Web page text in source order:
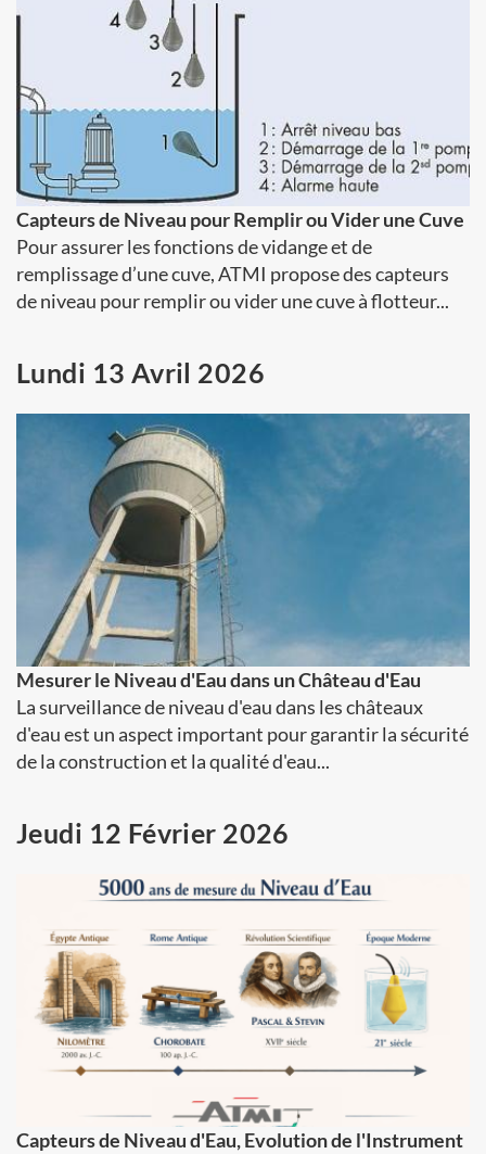
Capteurs de Niveau pour Remplir ou Vider une Cuve
Pour assurer les fonctions de vidange et de
remplissage d’une cuve, ATMI propose des capteurs
de niveau pour remplir ou vider une cuve à flotteur...
Lundi 13 Avril 2026
Mesurer le Niveau d'Eau dans un Château d'Eau
La surveillance de niveau d'eau dans les châteaux
d'eau est un aspect important pour garantir la sécurité
de la construction et la qualité d'eau...
Jeudi 12 Février 2026
Capteurs de Niveau d'Eau, Evolution de l'Instrument